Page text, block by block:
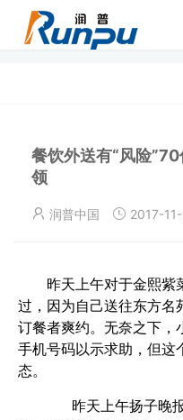
餐饮外送有“风险
领
润普中国 2017-
昨天上午对于金熙紫
过，因为自己送往东方名
订餐者爽约。无奈之下，
手机号码以示求助，但这
态。
昨天上午扬子晚报